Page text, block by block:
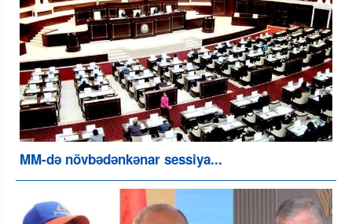
MM-də növbədənkənar sessiya...